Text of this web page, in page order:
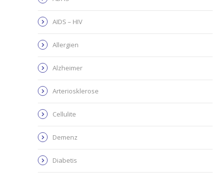
AIDS – HIV
Allergien
Alzheimer
Arteriosklerose
Cellulite
Demenz
Diabetis